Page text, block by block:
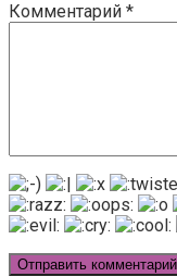
Комментарий *